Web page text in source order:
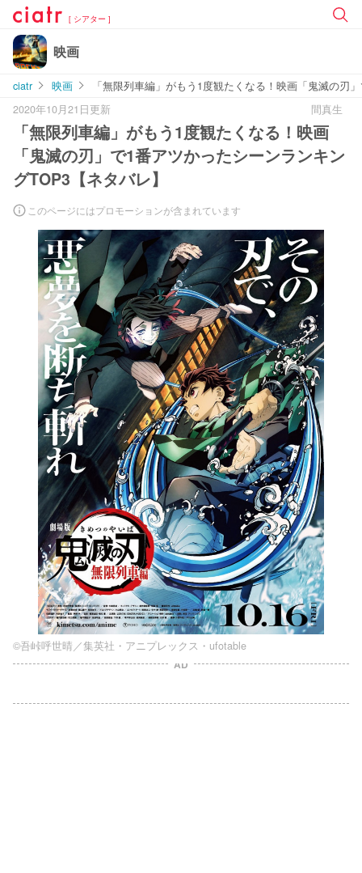
[ シアター ]
映画
ciatr 映画
「無限列車編」がもう1度観たくなる！映画「鬼滅の刃
2020年10月21日更新
間真生
「無限列車編」がもう1度観たくなる！映画
「鬼滅の刃」で1番アツかったシーンランキン
グTOP3【ネタバレ】
このページにはプロモーションが含まれています
©吾峠呼世晴／集英社・アニプレックス・ufotable
AD